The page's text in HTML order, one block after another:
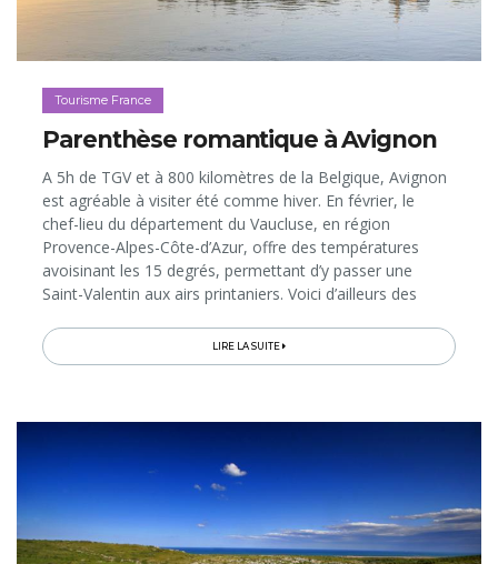
Tourisme France
Parenthèse romantique à Avignon
A 5h de TGV et à 800 kilomètres de la Belgique, Avignon
est agréable à visiter été comme hiver. En février, le
chef-lieu du département du Vaucluse, en région
Provence-Alpes-Côte-d’Azur, offre des températures
avoisinant les 15 degrés, permettant d’y passer une
Saint-Valentin aux airs printaniers. Voici d’ailleurs des
romantique, la «Cité des Papes», son centre historique
animé et son patrimoine classé par l’Unesco bordé par le
LIRE LA SUITE